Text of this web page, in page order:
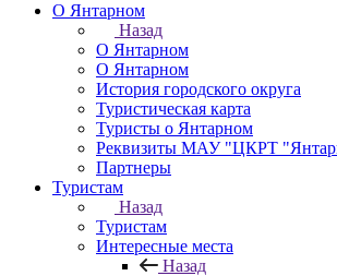
О Янтарном
Назад
О Янтарном
О Янтарном
История городского округа
Туристическая карта
Туристы о Янтарном
Реквизиты МАУ "ЦКРТ
Партнеры
Туристам
Назад
Туристам
Интересные места
Назад